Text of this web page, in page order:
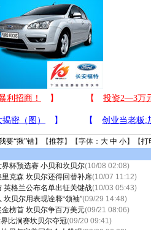
要“揪”错】【推荐】【字体： 大 中 小】【打
杯预选赛 小贝和坎贝尔(10/08 02:08)
克森 坎贝尔还得回替补席(10/07 11:12)
英格兰公布名单出征关键战(10/03 05:43)
贝尔用表现诠释“领袖”(09/29 14:48)
榜首 坎贝尔争百万美元(09/21 08:06)
比洞赛坎贝尔夺冠(09/20 09:41)